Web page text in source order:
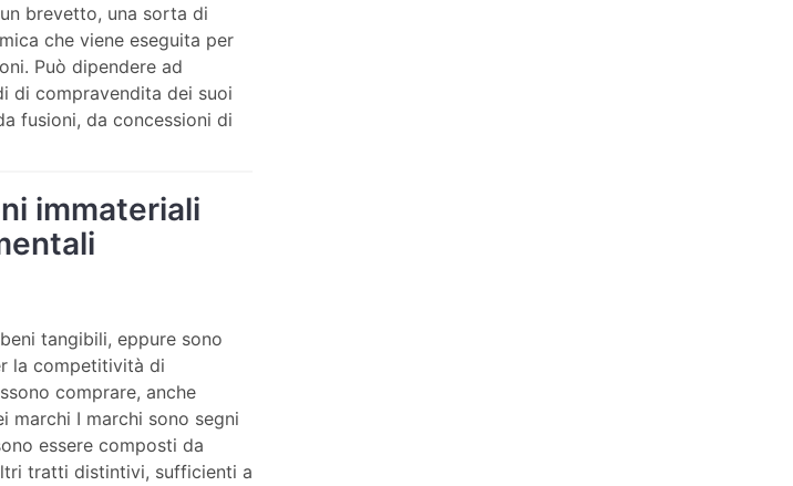
brevetto, una sorta di
che viene eseguita per
Può dipendere ad
di compravendita dei suoi
fusioni, da concessioni di
immateriali
tangibili, eppure sono
la competitività di
comprare, anche
marchi I marchi sono segni
essere composti da
tratti distintivi, sufficienti a